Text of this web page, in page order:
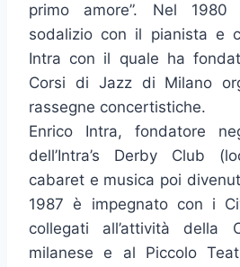
primo amore”. Nel
sodalizio con il pianista e
Intra con il quale ha
Corsi di Jazz di Milano
rassegne concertistiche.
Enrico Intra, fondatore
dell’Intra’s Derby Club
cabaret e musica poi
1987 è impegnato con i
collegati all’attività della
milanese e al Piccolo